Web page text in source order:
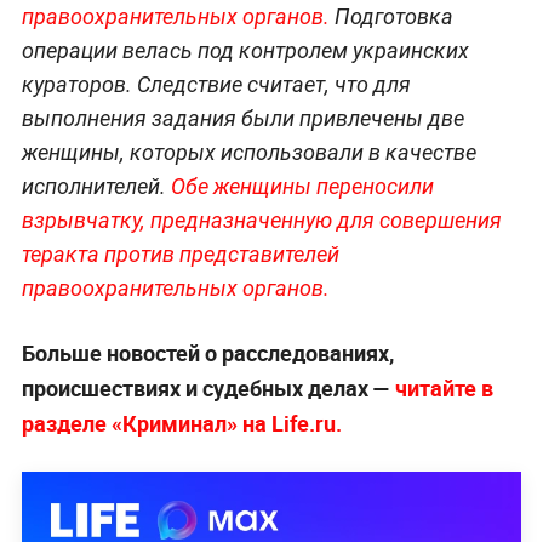
правоохранительных органов. Подготовка
операции велась под контролем украинских
кураторов. Следствие считает, что для
выполнения задания были привлечены две
женщины, которых использовали в качестве
исполнителей. Обе женщины переносили
взрывчатку, предназначенную для совершения
теракта против представителей
правоохранительных органов.
Больше новостей о расследованиях,
происшествиях и судебных делах — читайте в
разделе «Криминал» на Life.ru.